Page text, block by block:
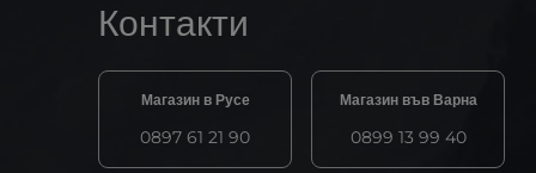
Контакти
Магазин в Русе
0897 61 21 90
Магазин във Варна
0899 13 99 40